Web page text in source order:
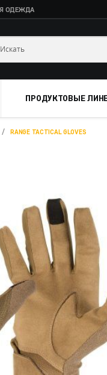
ОДЕЖДА
ПРОДУКТОВЫЕ
/ RANGE TACTICAL GLOVES